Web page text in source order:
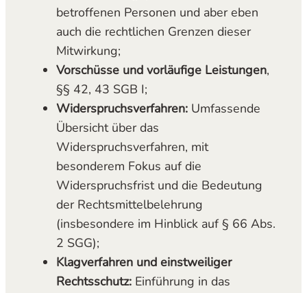
betroffenen Personen und aber eben
auch die rechtlichen Grenzen dieser
Mitwirkung;
Vorschüsse und vorläufige Leistungen,
§§ 42, 43 SGB I;
Widerspruchsverfahren:Umfassende
Übersicht über das
Widerspruchsverfahren, mit
besonderem Fokus auf die
Widerspruchsfrist und die Bedeutung
der Rechtsmittelbelehrung
(insbesondere im Hinblick auf § 66 Abs.
2 SGG);
Klagverfahren und einstweiliger
Rechtsschutz:Einführung in das